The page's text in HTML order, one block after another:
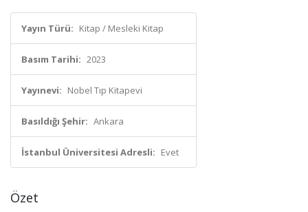
Yayın Türü: Kitap / Mesleki Kitap
Basım Tarihi: 2023
Yayınevi: Nobel Tıp Kitapevi
Basıldığı Şehir: Ankara
İstanbul Üniversitesi Adresli: Evet
Özet